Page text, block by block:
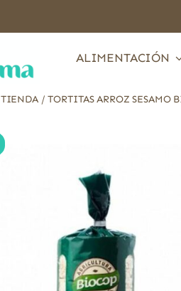
ALIMENTACIÓN
TIENDA/TORTITAS ARROZ SESAMO